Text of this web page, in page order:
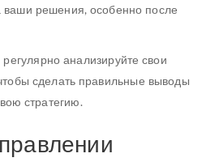
ваши решения, особенно после
регулярно анализируйте свои
сделать правильные выводы
стратегию.